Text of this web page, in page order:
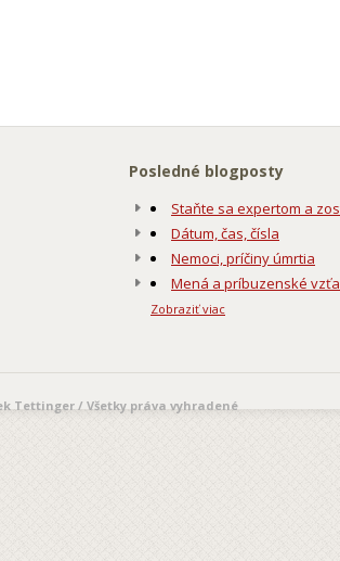
Posledné blogposty
Staňte sa expertom a
Dátum, čas, čísla
Nemoci, príčiny úmrtia
Mená a príbuzenské
Zobraziť viac
Tettinger / Všetky práva vyhradené